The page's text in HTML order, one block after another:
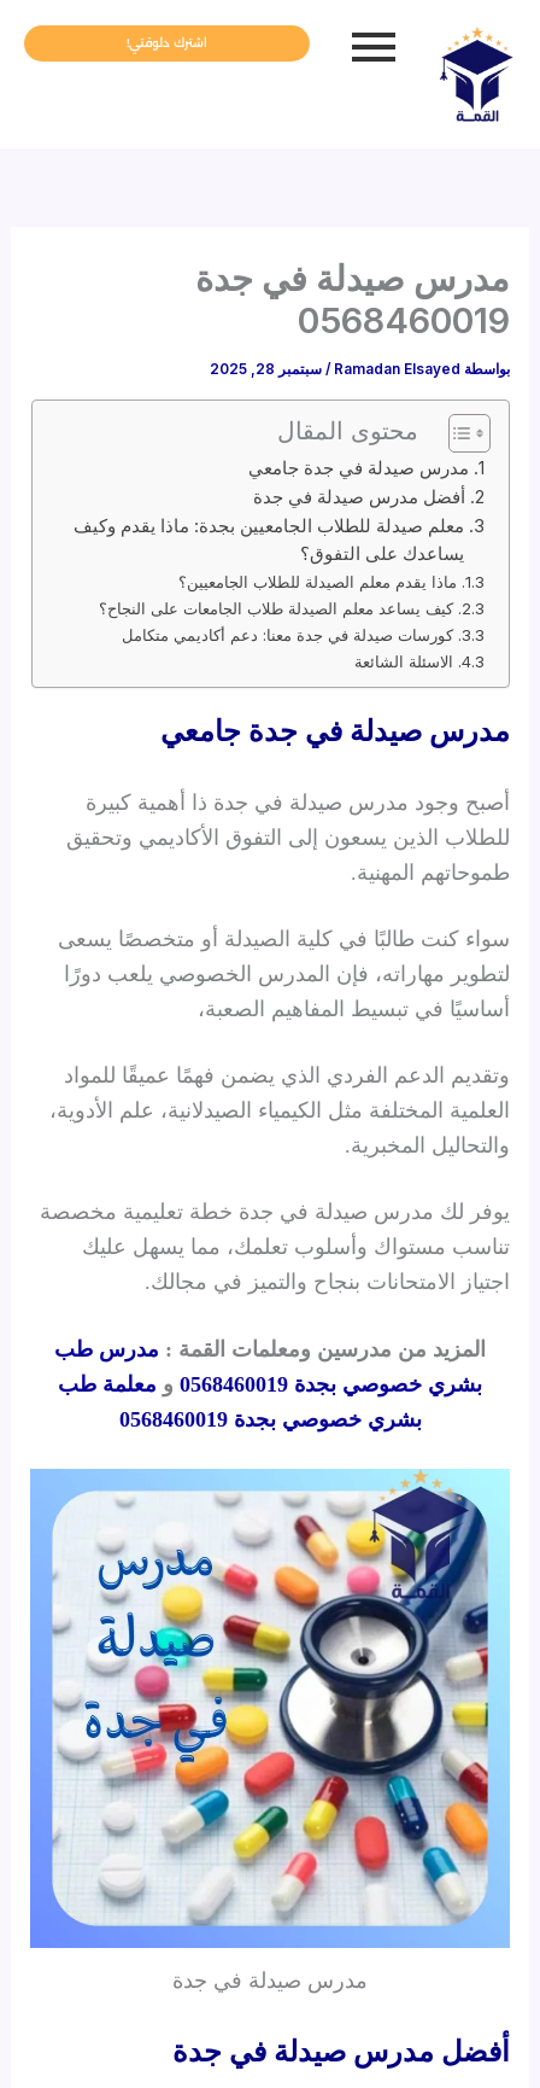
المحتوى
اشترك دلوقتي!
مدرس صيدلة في جدة
0568460019
بواسطة Ramadan Elsayed
/سبتمبر 28, 2025
محتوى المقال
مدرس صيدلة في جدة جامعي
أفضل مدرس صيدلة في جدة
معلم صيدلة للطلاب الجامعيين بجدة: ماذا يقدم وكيف
يساعدك على التفوق؟
ماذا يقدم معلم الصيدلة للطلاب الجامعيين؟
كيف يساعد معلم الصيدلة طلاب الجامعات على النجاح؟
كورسات صيدلة في جدة معنا: دعم أكاديمي متكامل
الاسئلة الشائعة
مدرس صيدلة في جدة جامعي
أصبح وجود مدرس صيدلة في جدة ذا أهمية كبيرة
للطلاب الذين يسعون إلى التفوق الأكاديمي وتحقيق
طموحاتهم المهنية.
سواء كنت طالبًا في كلية الصيدلة أو متخصصًا يسعى
لتطوير مهاراته، فإن المدرس الخصوصي يلعب دورًا
أساسيًا في تبسيط المفاهيم الصعبة،
وتقديم الدعم الفردي الذي يضمن فهمًا عميقًا للمواد
العلمية المختلفة مثل الكيمياء الصيدلانية، علم الأدوية،
والتحاليل المخبرية.
يوفر لك مدرس صيدلة في جدة خطة تعليمية مخصصة
تناسب مستواك وأسلوب تعلمك، مما يسهل عليك
اجتياز الامتحانات بنجاح والتميز في مجالك.
المزيد من مدرسين ومعلمات القمة : مدرس طب
بشري خصوصي بجدة 0568460019
و معلمة طب
بشري خصوصي بجدة 0568460019
مدرس صيدلة في جدة
أفضل مدرس صيدلة في جدة